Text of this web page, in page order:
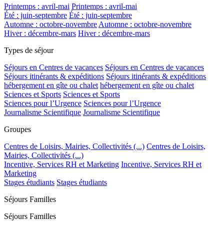
Printemps : avril-mai Printemps : avril-mai
Été : juin-septembre Été : juin-septembre
Automne : octobre-novembre Automne : octobre-novembre
Hiver : décembre-mars Hiver : décembre-mars
Types de séjour
Séjours en Centres de vacances Séjours en Centres de vacances
Séjours itinérants & expéditions Séjours itinérants & expéditions
hébergement en gîte ou chalet hébergement en gîte ou chalet
Sciences et Sports Sciences et Sports
Sciences pour l’Urgence Sciences pour l’Urgence
Journalisme Scientifique Journalisme Scientifique
Groupes
Centres de Loisirs, Mairies, Collectivités (...) Centres de Loisirs,
Mairies, Collectivités (...)
Incentive, Services RH et Marketing Incentive, Services RH et
Marketing
Stages étudiants Stages étudiants
Séjours Familles
Séjours Familles